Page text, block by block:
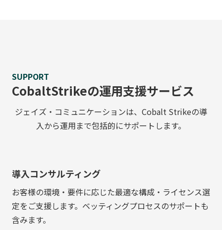
SUPPORT
CobaltStrikeの運用支援サービス
ジェイズ・コミュニケーションは、Cobalt Strikeの導
入から運用まで包括的にサポートします。
導入コンサルティング
お客様の環境・要件に応じた最適な構成・ライセンス選
定をご支援します。ベッティングプロセスのサポートも
含みます。